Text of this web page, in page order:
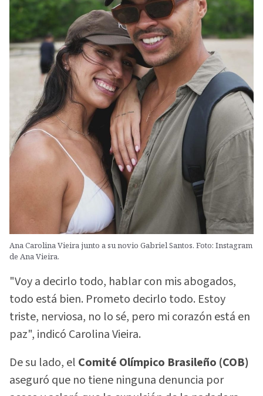
Ana Carolina Vieira junto a su novio Gabriel Santos. Foto: Instagram
de Ana Vieira.
"Voy a decirlo todo, hablar con mis abogados,
todo está bien. Prometo decirlo todo. Estoy
triste, nerviosa, no lo sé, pero mi corazón está en
paz", indicó Carolina Vieira.
De su lado, el Comité Olímpico Brasileño (COB)
aseguró que no tiene ninguna denuncia por